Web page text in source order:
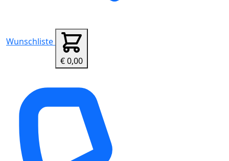
Wunschliste
€ 0,00